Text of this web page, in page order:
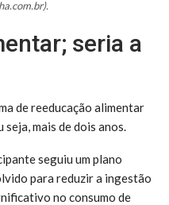
seria a
de reeducação alimentar
mais de dois anos.
seguiu um plano
para reduzir a ingestão
no consumo de